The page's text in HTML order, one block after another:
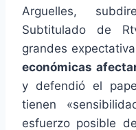
Arguelles,
Subtitulado de
grandes
económicas
y defendió el
tienen
esfuerzo posible